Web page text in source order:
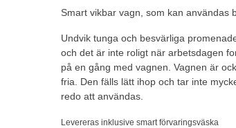
Smart vikbar vagn, som kan användas
Undvik tunga och besvärliga
och det är inte roligt när arbetsdagen
på en gång med vagnen. Vagnen är
fria. Den fälls lätt ihop och tar inte
redo att användas.
Levereras inklusive smart förvaringsväska